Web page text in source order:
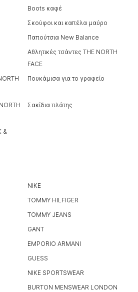
Boots καφέ
Σκούφοι και καπέλα μαύρο
Παπούτσια New Balance
Αθλητικές τσάντες THE NORTH
FACE
Πουκάμισα για το γραφείο
Σακίδια πλάτης
&
NIKE
TOMMY HILFIGER
TOMMY JEANS
GANT
EMPORIO ARMANI
GUESS
NIKE SPORTSWEAR
BURTON MENSWEAR LONDON